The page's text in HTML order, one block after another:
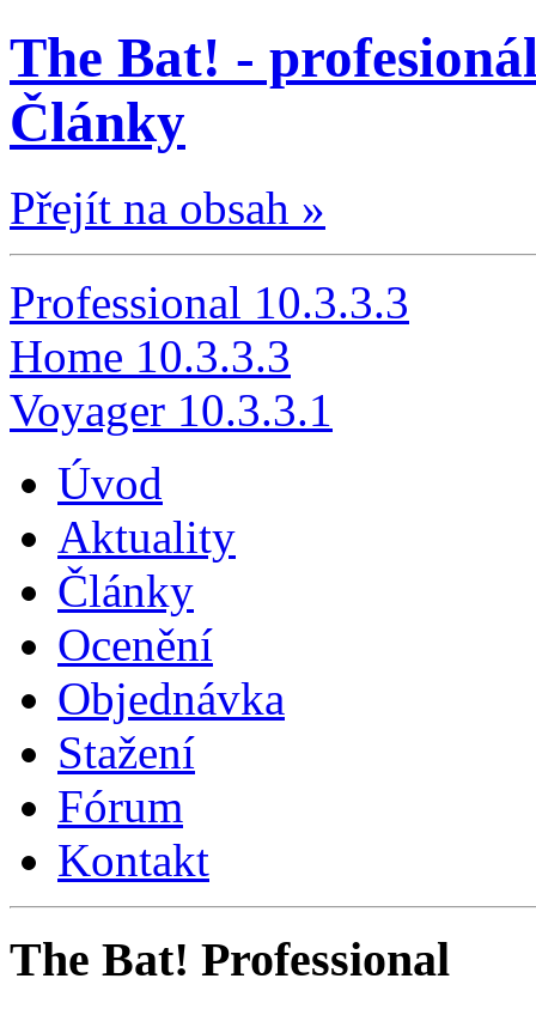
The Bat! -
Články
Přejít na obsah »
Professional 10.3.3.3
Home 10.3.3.3
Voyager 10.3.3.1
Úvod
Aktuality
Články
Ocenění
Objednávka
Stažení
Fórum
Kontakt
The Bat! Professional